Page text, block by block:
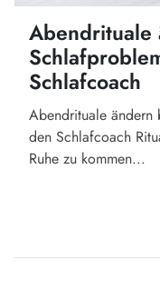
Abendrituale
Schlafcoach
Abendrituale
den Schlafcoach
Ruhe zu kommen...